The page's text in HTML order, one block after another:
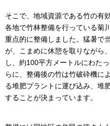
そこで、地域資源である竹の有
各地で竹林整備を行っている菊
重点的に整備しました。猛暑で
が、こまめに休憩を取りながら
し、約100平方メートルにわた
らに、整備後の竹は竹破砕機に
る堆肥プラントに運び込み、堆
することが決まっています。